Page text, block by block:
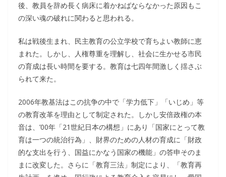
後、教員を辞め長く病床に着かねばならなかった原因もこ
の深い魂の破れに関わると思われる。
私は戦後生まれ、民主教育の公立学校で育ちよい教師に恵
まれた。しかし、人権尊重を理解し、社会に生かせる市民
の育成は長い時間を要する。教育は七四年間激しく揺さぶ
られて来た。
2006年教基法はこの抗争の中で「学力低下」「いじめ」等
の教育改革を理由として制定された。しかし安倍政権の本
音は、’00年「21世紀日本の構想」にあり「国家にとって教
育は一つの統治行為」、財界のための人材の育成に「財政
的な支出を行う、国益にかなう国家の機能」の答申そのま
まに改変した。さらに「教育三法」制定により、「教育再